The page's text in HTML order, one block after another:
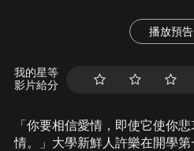
播放預
我的星等
影片給分
「你要相信愛情，即使它使你
情。」大學新鮮人許樂在開學